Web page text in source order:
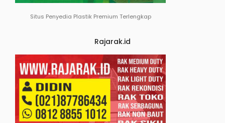
Situs Penyedia Plastik Premium Terlengkap
Rajarak.id